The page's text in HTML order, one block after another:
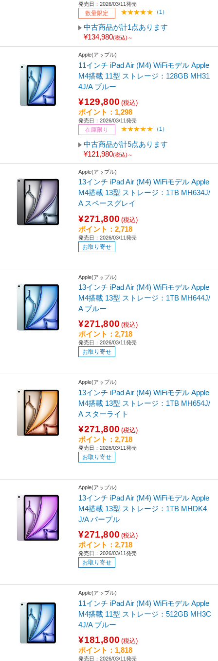
発売日：2026/03/11発売
数量限定 （1）
中古商品が計1点あります
¥134,980(税込)～
Apple(アップル)
11インチ iPad Air (M4) WiFiモデル Apple
M4搭載 11型 ストレージ：128GB MH31
4J/A ブルー
¥129,800 (税込)
ポイント：1,298
発売日：2026/03/11発売
在庫限り （1）
中古商品が計5点あります
¥121,980(税込)～
Apple(アップル)
13インチ iPad Air (M4) WiFiモデル Apple
M4搭載 13型 ストレージ：1TB MH634J/
A スペースグレイ
¥271,800 (税込)
ポイント：2,718
発売日：2026/03/11発売
お取り寄せ
Apple(アップル)
13インチ iPad Air (M4) WiFiモデル Apple
M4搭載 13型 ストレージ：1TB MH644J/
A ブルー
¥271,800 (税込)
ポイント：2,718
発売日：2026/03/11発売
お取り寄せ
Apple(アップル)
13インチ iPad Air (M4) WiFiモデル Apple
M4搭載 13型 ストレージ：1TB MH654J/
A スターライト
¥271,800 (税込)
ポイント：2,718
発売日：2026/03/11発売
お取り寄せ
Apple(アップル)
13インチ iPad Air (M4) WiFiモデル Apple
M4搭載 13型 ストレージ：1TB MHDK4
J/A パープル
¥271,800 (税込)
ポイント：2,718
発売日：2026/03/11発売
お取り寄せ
Apple(アップル)
11インチ iPad Air (M4) WiFiモデル Apple
M4搭載 11型 ストレージ：512GB MH3C
4J/A ブルー
¥181,800 (税込)
ポイント：1,818
発売日：2026/03/11発売